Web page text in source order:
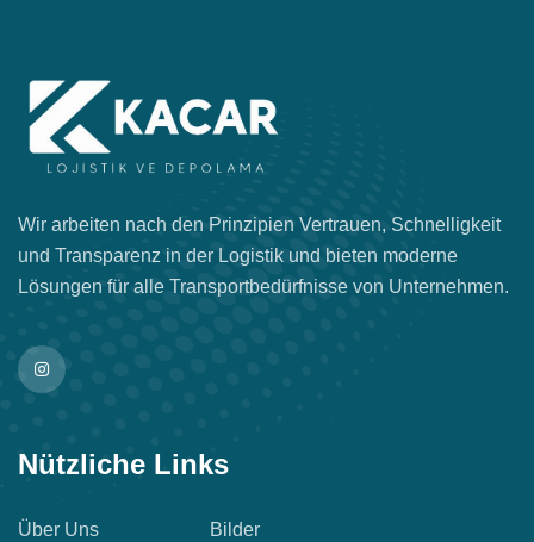
Wir arbeiten nach den Prinzipien Vertrauen, Schnelligkeit
und Transparenz in der Logistik und bieten moderne
Lösungen für alle Transportbedürfnisse von Unternehmen.
Nützliche Links
Über Uns Bilder